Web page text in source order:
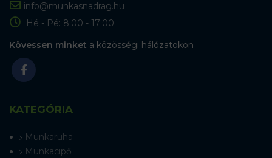
info@munkasnadrag.hu
Hé - Pé: 8:00 - 17:00
Kövessen minket a közösségi hálózatokon
KATEGÓRIA
Munkaruha
Munkacipő